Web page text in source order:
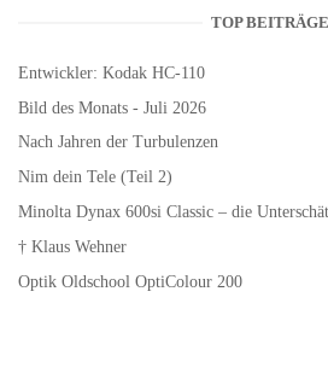
TOP BEITRÄGE
Entwickler: Kodak HC-110
Bild des Monats - Juli 2026
Nach Jahren der Turbulenzen
Nim dein Tele (Teil 2)
Minolta Dynax 600si Classic – die
† Klaus Wehner
Optik Oldschool OptiColour 200